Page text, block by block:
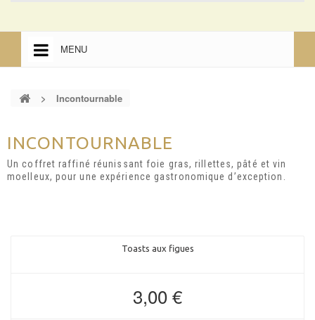
MENU
ACCUEIL
MENTIONS LÉGALES
> Incontournable
INCONTOURNABLE
Un coffret raffiné réunissant foie gras, rillettes, pâté et vin
moelleux, pour une expérience gastronomique d’exception.
Toasts aux figues
3,00 €